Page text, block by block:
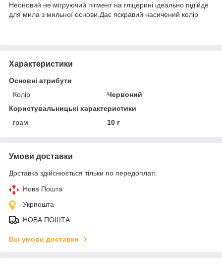
Неоновий не мігруючий пігмент на гліцерині ідеально підійде
для мила з мильної основи.Дає яскравий насичений колір
Характеристики
Основні атрибути
Колір
Червоний
Користувальницькі характеристики
грам
10 г
Умови доставки
Доставка здійснюється тільки по передоплаті.
Нова Пошта
Укрпошта
НОВА ПОШТА
Всі умови доставки